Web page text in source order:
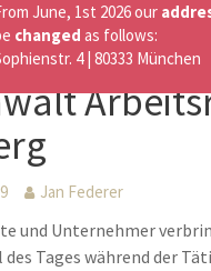
Jan Federer
und Unternehmer
Tages während der
June, 1st 2026 our
changed as follows:
4 | 80333 München